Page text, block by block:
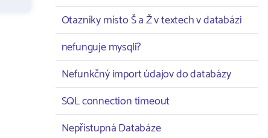
Otazníky místo Š a Ž v textech v databázi
nefunguje mysqli?
Nefunkčný import údajov do databázy
SQL connection timeout
Nepřístupná Databáze